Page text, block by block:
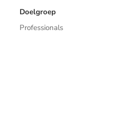
Doelgroep
Professionals